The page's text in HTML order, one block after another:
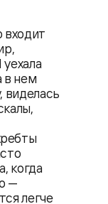
входит
в нем
виделась
когда
—
легче